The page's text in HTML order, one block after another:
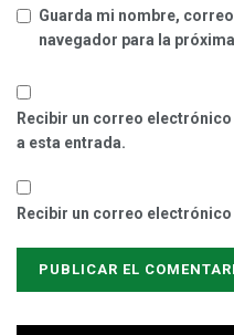
Guarda mi nombre,
navegador para la
Recibir un correo
a esta entrada.
Recibir un correo